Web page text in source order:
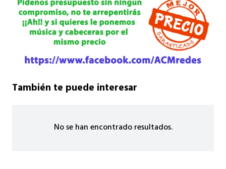
También te puede interesar
No se han encontrado resultados.